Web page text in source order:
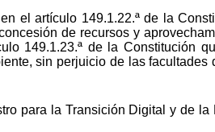
el artículo 149.1.22.ª de la
de recursos y
149.1.23.ª de la Constitución
sin perjuicio de las
para la Transición Digital y de